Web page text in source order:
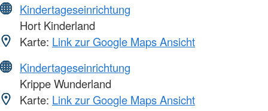
Kindertageseinrichtung
Hort Kinderland
Karte: Link zur Google Maps Ansicht
Kindertageseinrichtung
Krippe Wunderland
Karte: Link zur Google Maps Ansicht